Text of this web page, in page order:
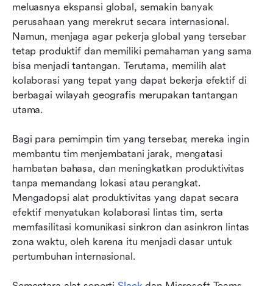
meluasnya ekspansi global, semakin banyak
perusahaan yang merekrut secara internasional.
Namun, menjaga agar pekerja global yang tersebar
tetap produktif dan memiliki pemahaman yang sama
bisa menjadi tantangan. Terutama, memilih alat
kolaborasi yang tepat yang dapat bekerja efektif di
berbagai wilayah geografis merupakan tantangan
utama.
Bagi para pemimpin tim yang tersebar, mereka ingin
membantu tim menjembatani jarak, mengatasi
hambatan bahasa, dan meningkatkan produktivitas
tanpa memandang lokasi atau perangkat.
Mengadopsi alat produktivitas yang dapat secara
efektif menyatukan kolaborasi lintas tim, serta
memfasilitasi komunikasi sinkron dan asinkron lintas
zona waktu, oleh karena itu menjadi dasar untuk
pertumbuhan internasional.
7. Lark vs DingTalk: Perbedaan Utama
8. Dapatkan Alat yang Tepat yang Sesuai
dengan Kebutuhan Tim Anda
9. Lark: Aplikasi Super untuk Kolaborasi dan
Ekspansi Lintas Batas